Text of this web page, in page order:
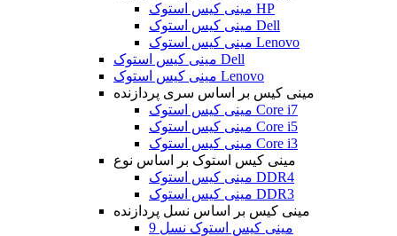
مینی کیس استوک HP
مینی کیس استوک Dell
مینی کیس استوک Lenovo
مینی کیس استوک Dell
مینی کیس استوک Lenovo
مینی کیس بر اساس سری پردازنده
مینی کیس استوک Core i7
مینی کیس استوک Core i5
مینی کیس استوک Core i3
مینی کیس استوک بر اساس نوع
مینی کیس استوک DDR4
مینی کیس استوک DDR3
مینی کیس بر اساس نسل پردازنده
مینی کیس استوک نسل 9